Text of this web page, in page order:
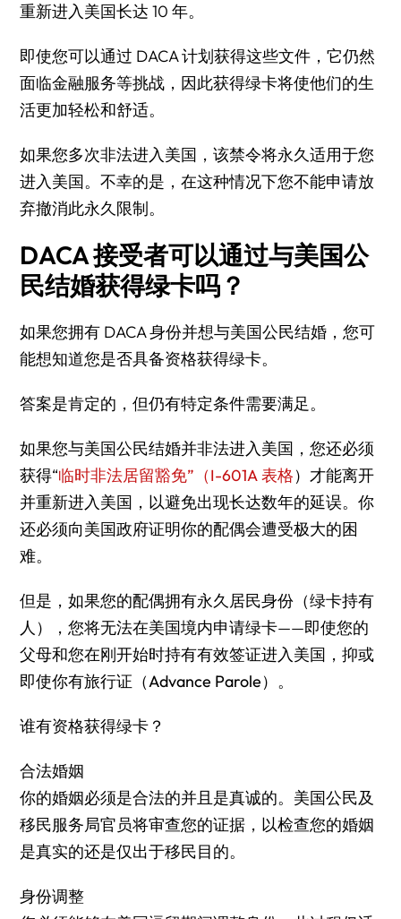
重新进入美国长达 10 年。
即使您可以通过 DACA 计划获得这些文件，它仍然
面临金融服务等挑战，因此获得绿卡将使他们的生
活更加轻松和舒适。
如果您多次非法进入美国，该禁令将永久适用于您
进入美国。不幸的是，在这种情况下您不能申请放
弃撤消此永久限制。
DACA 接受者可以通过与美国公
民结婚获得绿卡吗？
如果您拥有 DACA 身份并想与美国公民结婚，您可
能想知道您是否具备资格获得绿卡。
答案是肯定的，但仍有特定条件需要满足。
如果您与美国公民结婚并非法进入美国，您还必须
获得“临时非法居留豁免”（I-601A 表格）才能离开
并重新进入美国，以避免出现长达数年的延误。你
还必须向美国政府证明你的配偶会遭受极大的困
难。
但是，如果您的配偶拥有永久居民身份（绿卡持有
人），您将无法在美国境内申请绿卡——即使您的
父母和您在刚开始时持有有效签证进入美国，抑或
即使你有旅行证（Advance Parole）。
谁有资格获得绿卡？
合法婚姻
你的婚姻必须是合法的并且是真诚的。美国公民及
移民服务局官员将审查您的证据，以检查您的婚姻
是真实的还是仅出于移民目的。
身份调整